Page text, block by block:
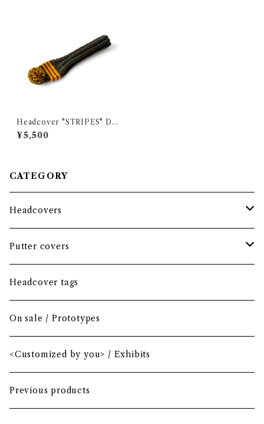
Headcover "STRIPES" DA
RK GREEN AND ORANGE
/ Hybrid
¥5,500
CATEGORY
Headcovers
Headcover bundle
Driver
Mini Driver (Option)
Fairway wood
Hybrid
Putter covers
Blade
Small mallet
Mid mallet
Large mallet
Headcover tags
On sale / Prototypes
<Customized by you> / Exhibits
Previous products